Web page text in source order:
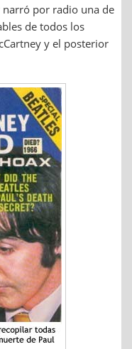
narró por radio una de
de todos los
y el posterior